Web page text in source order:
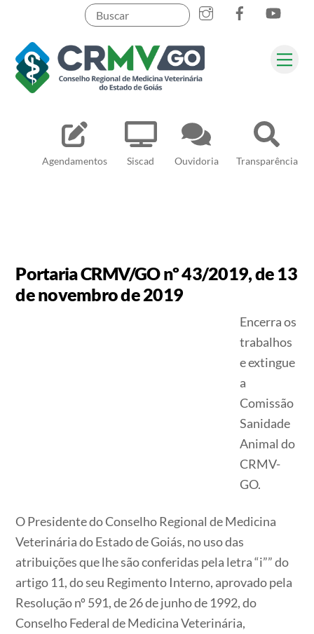
content
Agendamentos Siscad Ouvidoria Transparência
Pesquisar
Portaria CRMV/GO nº 43/2019, de 13
de novembro de 2019
Encerra os
trabalhos
e extingue
a
Comissão
Sanidade
Animal do
CRMV-
GO.
O Presidente do Conselho Regional de Medicina
Veterinária do Estado de Goiás, no uso das
atribuições que lhe são conferidas pela letra “i”” do
artigo 11, do seu Regimento Interno, aprovado pela
Resolução nº 591, de 26 de junho de 1992, do
Conselho Federal de Medicina Veterinária,